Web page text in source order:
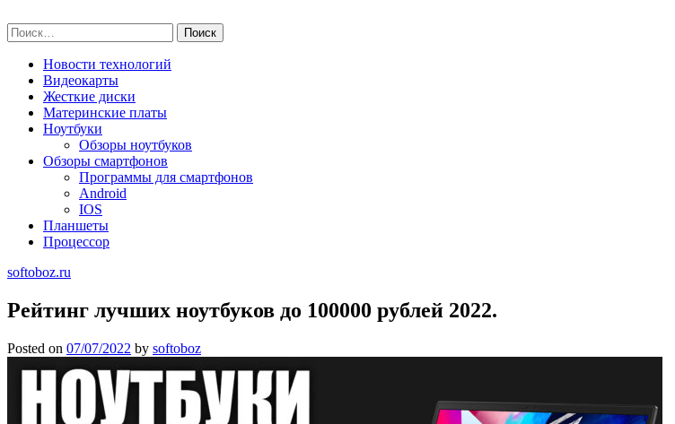
to
content
Найти:
Новости технологий
Видеокарты
Жесткие диски
Материнские платы
Ноутбуки
Обзоры ноутбуков
Обзоры смартфонов
Программы для смартфонов
Android
IOS
Планшеты
Процессор
softoboz.ru
Рейтинг лучших ноутбуков до 100000 рублей 2022.
Posted on 07/07/2022 by softoboz